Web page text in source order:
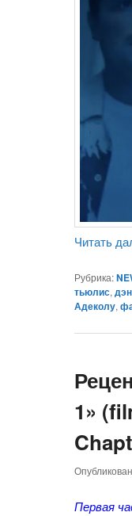
Читать
Рубрика:
тьюлис,
Адеколу,
1»
Первая